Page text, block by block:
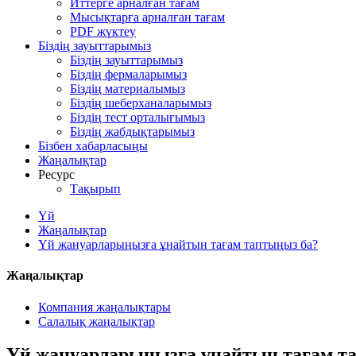
Иттерге арналған тағам
Мысықтарға арналған тағам
PDF жүктеу
Біздің зауыттарымыз
Біздің зауыттарымыз
Біздің фермаларымыз
Біздің материалымыз
Біздің шеберханаларымыз
Біздің тест орталығымыз
Біздің жабдықтарымыз
Бізбен хабарласыңы
Жаңалықтар
Ресурс
Тақырып
Үй
Жаңалықтар
Үй жануарларыңызға ұнайтын тағам таптыңыз ба?
Жаңалықтар
Компания жаңалықтары
Салалық жаңалықтар